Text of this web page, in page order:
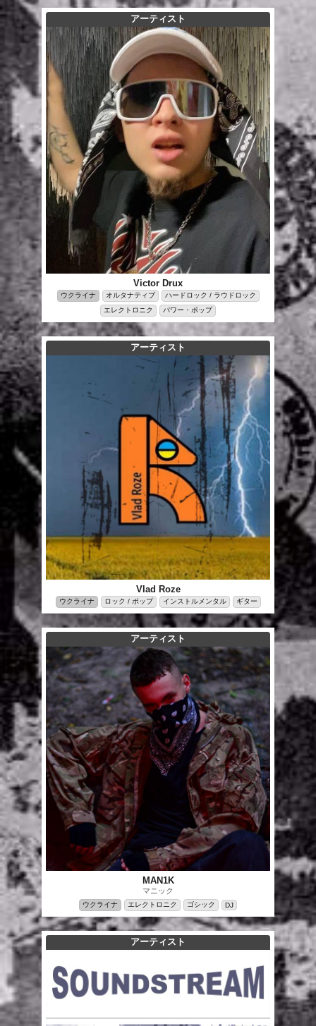
アーティスト
Victor Drux
ウクライナ オルタナティブ
ハードロック / ラウドロック
エレクトロニク
パワー・ポップ
アーティスト
Vlad Roze
ウクライナ ロック / ポップ インストルメンタル ギター
アーティスト
MAN1K
マニック
ウクライナ エレクトロニク ゴシック DJ
アーティスト